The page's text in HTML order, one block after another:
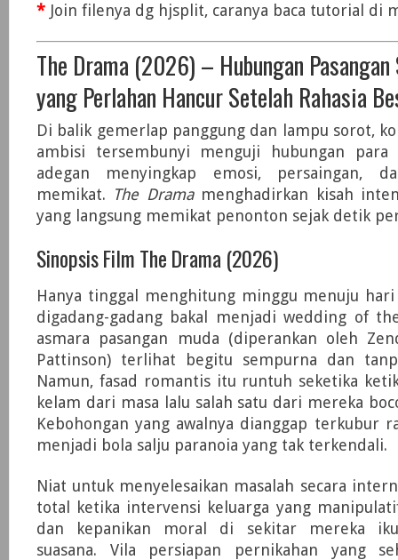
* Join filenya dg hjsplit, caranya baca tutorial di
The Drama (2026) – Hubungan Pasangan
yang Perlahan Hancur Setelah Rahasia
Di balik gemerlap panggung dan lampu sorot,
ambisi tersembunyi menguji hubungan para
adegan menyingkap emosi, persaingan,
memikat. The Dramamenghadirkan kisah
yang langsung memikat penonton sejak detik
Sinopsis Film The Drama (2026)
Hanya tinggal menghitung minggu menuju
digadang-gadang bakal menjadi wedding of
asmara pasangan muda (diperankan oleh
Pattinson) terlihat begitu sempurna dan
Namun, fasad romantis itu runtuh seketika
kelam dari masa lalu salah satu dari mereka
Kebohongan yang awalnya dianggap terkubur
menjadi bola salju paranoia yang tak terkendali.
Niat untuk menyelesaikan masalah secara
total ketika intervensi keluarga yang
dan kepanikan moral di sekitar mereka
suasana. Vila persiapan pernikahan yang